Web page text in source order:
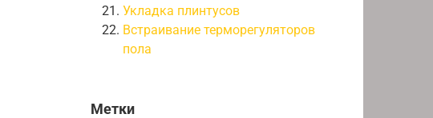
Укладка плинтусов
Встраивание терморегуляторов
пола
Метки